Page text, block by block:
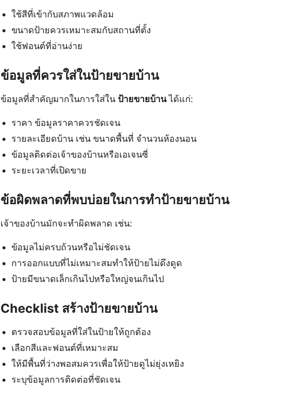
ใช้สีที่เข้ากับสภาพแวดล้อม
ขนาดป้ายควรเหมาะสมกับสถานที่ตั้ง
ใช้ฟอนต์ที่อ่านง่าย
ข้อมูลที่ควรใส่ในป้ายขายบ้าน
ข้อมูลที่สำคัญมากในการใส่ใน ป้ายขายบ้านได้แก่:
ราคา ข้อมูลราคาควรชัดเจน
รายละเอียดบ้าน เช่น ขนาดพื้นที่ จำนวนห้องนอน
ข้อมูลติดต่อเจ้าของบ้านหรือเอเจนซี่
ระยะเวลาที่เปิดขาย
ข้อผิดพลาดที่พบบ่อยในการทำป้ายขายบ้าน
เจ้าของบ้านมักจะทำผิดพลาด เช่น:
ข้อมูลไม่ครบถ้วนหรือไม่ชัดเจน
การออกแบบที่ไม่เหมาะสมทำให้ป้ายไม่ดึงดูด
ป้ายมีขนาดเล็กเกินไปหรือใหญ่จนเกินไป
Checklist สร้างป้ายขายบ้าน
ตรวจสอบข้อมูลที่ใส่ในป้ายให้ถูกต้อง
เลือกสีและฟอนต์ที่เหมาะสม
ให้มีพื้นที่ว่างพอสมควรเพื่อให้ป้ายดูไม่ยุ่งเหยิง
ระบุข้อมูลการติดต่อที่ชัดเจน